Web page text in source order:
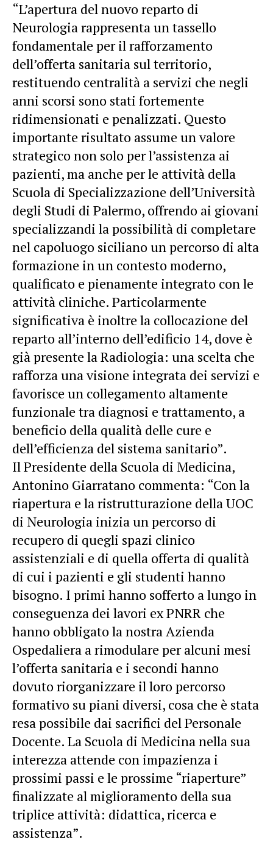
“L’apertura del nuovo reparto di
Neurologia rappresenta un tassello
fondamentale per il rafforzamento
dell’offerta sanitaria sul territorio,
restituendo centralità a servizi che negli
anni scorsi sono stati fortemente
ridimensionati e penalizzati. Questo
importante risultato assume un valore
strategico non solo per l’assistenza ai
pazienti, ma anche per le attività della
Scuola di Specializzazione dell’Università
degli Studi di Palermo, offrendo ai giovani
specializzandi la possibilità di completare
nel capoluogo siciliano un percorso di alta
formazione in un contesto moderno,
qualificato e pienamente integrato con le
attività cliniche. Particolarmente
significativa è inoltre la collocazione del
reparto all’interno dell’edificio 14, dove è
già presente la Radiologia: una scelta che
rafforza una visione integrata dei servizi e
favorisce un collegamento altamente
funzionale tra diagnosi e trattamento, a
beneficio della qualità delle cure e
dell’efficienza del sistema sanitario”.
Il Presidente della Scuola di Medicina,
Antonino Giarratano commenta: “Con la
riapertura e la ristrutturazione della UOC
di Neurologia inizia un percorso di
recupero di quegli spazi clinico
assistenziali e di quella offerta di qualità
di cui i pazienti e gli studenti hanno
bisogno. I primi hanno sofferto a lungo in
conseguenza dei lavori ex PNRR che
hanno obbligato la nostra Azienda
Ospedaliera a rimodulare per alcuni mesi
l’offerta sanitaria e i secondi hanno
dovuto riorganizzare il loro percorso
formativo su piani diversi, cosa che è stata
resa possibile dai sacrifici del Personale
Docente. La Scuola di Medicina nella sua
interezza attende con impazienza i
prossimi passi e le prossime “riaperture”
finalizzate al miglioramento della sua
triplice attività: didattica, ricerca e
assistenza”.